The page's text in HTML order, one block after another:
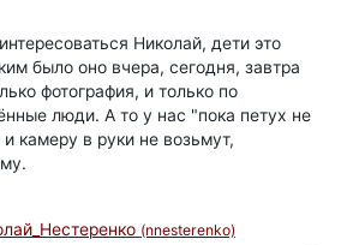
Николай, дети это
было оно вчера, сегодня, завтра
фотография, и только по
люди. А то у нас "пока петух не
камеру в руки не возьмут,
(nnesterenko)